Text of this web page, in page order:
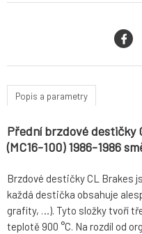
Popis a parametry
Přední brzdové destičky
(MC16-100) 1986-1986
Brzdové destičky CL Brakes
každá destička obsahuje
grafity, …). Tyto složky tvoří
teplotě 900 °C. Na rozdíl od